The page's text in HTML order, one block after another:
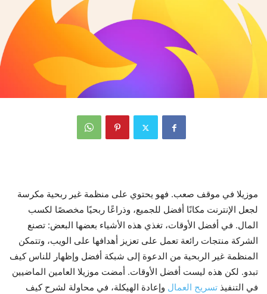
موزيلا في موقف صعب. فهو يحتوي على منظمة غير ربحية مكرسة
لجعل الإنترنت مكانًا أفضل للجميع، وذراعًا ربحيًا مخصصًا لكسب
المال. في أفضل الأوقات، تغذي هذه الأشياء بعضها البعض: تصنع
الشركة منتجات رائعة تعمل على تعزيز أهدافها على الويب، وتتمكن
المنظمة غير الربحية من الدعوة إلى شبكة أفضل وإظهار للناس كيف
تبدو. لكن هذه ليست أفضل الأوقات. أمضت موزيلا العامين الماضيين
في التنفيذ تسريح العمال وإعادة الهيكلة، في محاولة لشرح كيف